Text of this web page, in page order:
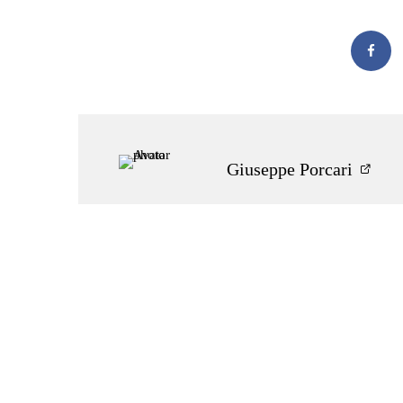
Giuseppe Porcari
Questo sito web non rappresenta una testata
07.03.2001. L’autore del sito web non è responsabile
pubblicato dai lettori nei